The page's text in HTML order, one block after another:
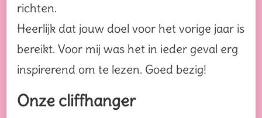
richten.
Heerlijk dat jouw doel voor het vorige jaar is
bereikt. Voor mij was het in ieder geval erg
inspirerend om te lezen. Goed bezig!
Onze cliffhanger